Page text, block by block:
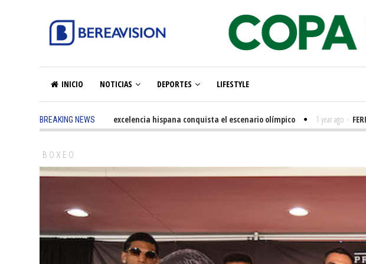
INICIO NOTICIAS DEPORTES LIFESTYLE
BREAKING NEWS
5 months ago - La excelencia hispana conquista el escenario olímpico 1 year ago - FERRARI
BOXEO